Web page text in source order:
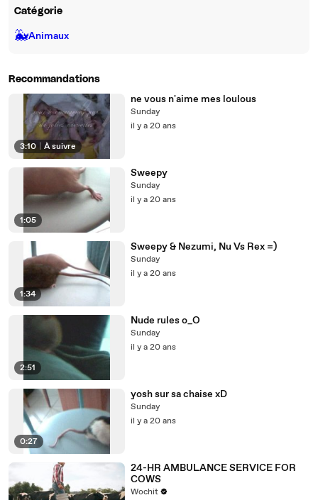
Catégorie
🐳Animaux
Recommandations
3:10 À suivre
ne vous n'aime mes loulous
Sunday
il y a 20 ans
1:05
Sweepy
Sunday
il y a 20 ans
1:34
Sweepy & Nezumi, Nu Vs Rex =)
Sunday
il y a 20 ans
2:51
Nude rules o_O
Sunday
il y a 20 ans
0:27
yosh sur sa chaise xD
Sunday
il y a 20 ans
24-HR AMBULANCE SERVICE FOR
COWS
Wochit